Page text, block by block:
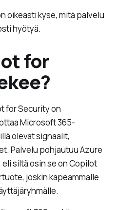
oikeasti kyse, mitä palvelu
hyötyä.
for
for Security on
Microsoft 365-
olevat signaalit,
Palvelu pohjautuu Azure
siltä osin se on Copilot
joskin kapeammalle